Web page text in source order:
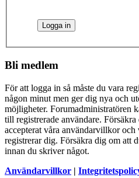
Bli medlem
För att logga in så måste du vara
någon minut men ger dig nya och
möjligheter. Forumadministratören
till registrerade användare.
accepterat våra användarvillkor
registrerar dig. Försäkra dig om att
innan du skriver något.
Användarvillkor |